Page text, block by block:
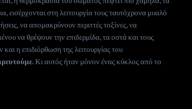
εισέρχονται στη λειτουργία τους ταυτόχρονα μυαλό
να απομακρύνουν περιττές τοξίνες, να
να θρέψουν την επιδερμίδα, τα οστά και τους
η επιδιόρθωση της λειτουργίας του
. Κι αυτός ήταν μόνον ένας κύκλος από το